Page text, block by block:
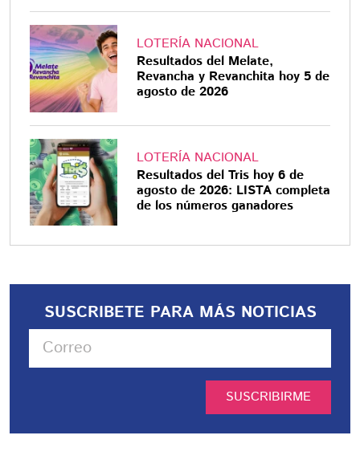
LOTERÍA NACIONAL
Resultados del Melate,
Revancha y Revanchita hoy 5 de
agosto de 2026
LOTERÍA NACIONAL
Resultados del Tris hoy 6 de
agosto de 2026: LISTA completa
de los números ganadores
SUSCRIBETE PARA MÁS NOTICIAS
SUSCRIBIRME